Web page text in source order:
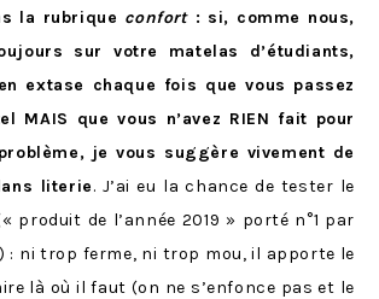
la rubrique confort: si, comme nous,
sur votre matelas d’étudiants,
extase chaque fois que vous passez
MAIS que vous n’avez RIEN fait pour
je vous suggère vivement de
literie. J’ai eu la chance de tester le
produit de l’année 2019 » porté n°1 par
: ni trop ferme, ni trop mou, il apporte le
là où il faut (on ne s’enfonce pas et le